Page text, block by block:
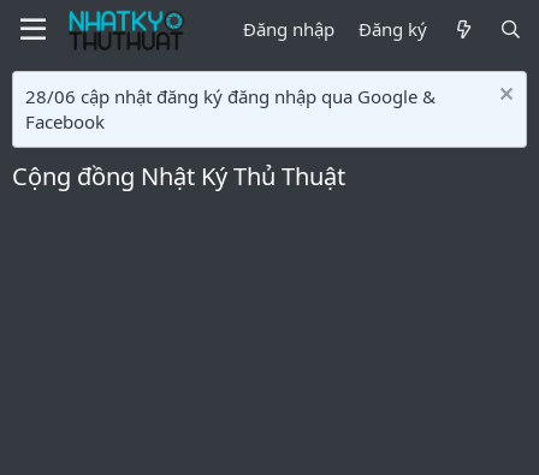
Đăng nhập Đăng ký
28/06 cập nhật đăng ký đăng nhập qua Google &
Facebook
Cộng đồng Nhật Ký Thủ Thuật